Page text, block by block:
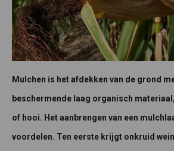
Mulchen is het afdekken van de grond
beschermende laag organisch
of hooi. Het aanbrengen van een
voordelen. Ten eerste krijgt onkruid